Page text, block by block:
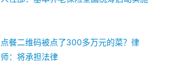
点餐二维码被点了300多万元的菜？律
师：将承担法律